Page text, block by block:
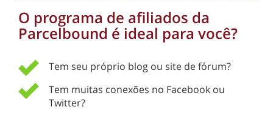
O programa de afiliados da
Parcelbound é ideal para você?
Tem seu próprio blog ou site de fórum?
Tem muitas conexões no Facebook ou
Twitter?